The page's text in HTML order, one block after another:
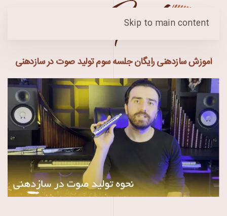
Skip to main content
آموزش سازدهنی رایگان جلسه سوم تولید صوت در سازدهنی